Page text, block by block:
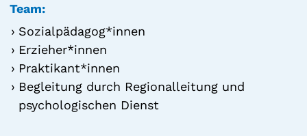
Team:
Sozialpädagog*innen
Erzieher*innen
Praktikant*innen
Begleitung durch Regionalleitung und
psychologischen Dienst